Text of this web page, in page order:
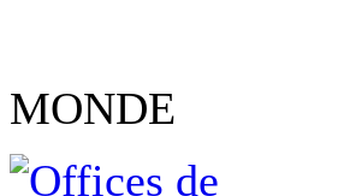
MONDE